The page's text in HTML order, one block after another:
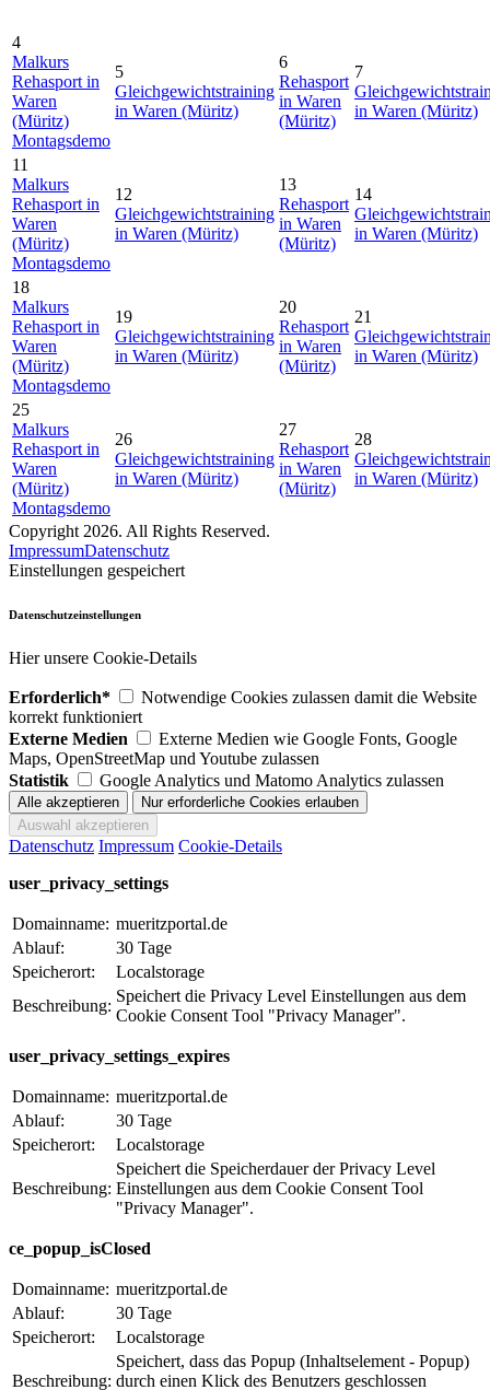
4
Malkurs
Rehasport in
Waren
(Müritz)
Montagsdemo
5
Gleichgewichtstraining
in Waren (Müritz)
6
Rehasport
in Waren
(Müritz)
7
in Waren (Müritz)
11
Malkurs
Rehasport in
Waren
(Müritz)
Montagsdemo
12
Gleichgewichtstraining
in Waren (Müritz)
13
Rehasport
in Waren
(Müritz)
14
in Waren (Müritz)
18
Malkurs
Rehasport in
Waren
(Müritz)
Montagsdemo
19
Gleichgewichtstraining
in Waren (Müritz)
20
Rehasport
in Waren
(Müritz)
21
in Waren (Müritz)
25
Malkurs
Rehasport in
Waren
(Müritz)
Montagsdemo
26
Gleichgewichtstraining
in Waren (Müritz)
27
Rehasport
in Waren
(Müritz)
28
in Waren (Müritz)
Copyright 2026. All Rights Reserved.
ImpressumDatenschutz
Einstellungen gespeichert
Datenschutzeinstellungen
Hier unsere Cookie-Details
Erforderlich*
Notwendige Cookies zulassen damit die Website
korrekt funktioniert
Externe Medien
Externe Medien wie Google Fonts, Google
Maps, OpenStreetMap und Youtube zulassen
Statistik
Google Analytics und Matomo Analytics zulassen
Datenschutz Impressum Cookie-Details
user_privacy_settings
Domainname: mueritzportal.de
Ablauf:
30 Tage
Speicherort:
Localstorage
Beschreibung:
Speichert die Privacy Level Einstellungen aus dem
Cookie Consent Tool "Privacy Manager".
user_privacy_settings_expires
Domainname: mueritzportal.de
Ablauf:
30 Tage
Speicherort:
Localstorage
Beschreibung:
Speichert die Speicherdauer der Privacy Level
Einstellungen aus dem Cookie Consent Tool
"Privacy Manager".
ce_popup_isClosed
Domainname: mueritzportal.de
Ablauf:
30 Tage
Speicherort:
Localstorage
Beschreibung:
Speichert, dass das Popup (Inhaltselement - Popup)
durch einen Klick des Benutzers geschlossen